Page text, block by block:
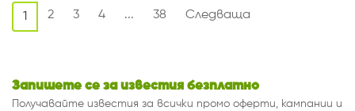
1 2 3 4 ... 38 Следваща
Запишете се за известия безплатно
Получавайте известия за всички промо оферти, кампании и